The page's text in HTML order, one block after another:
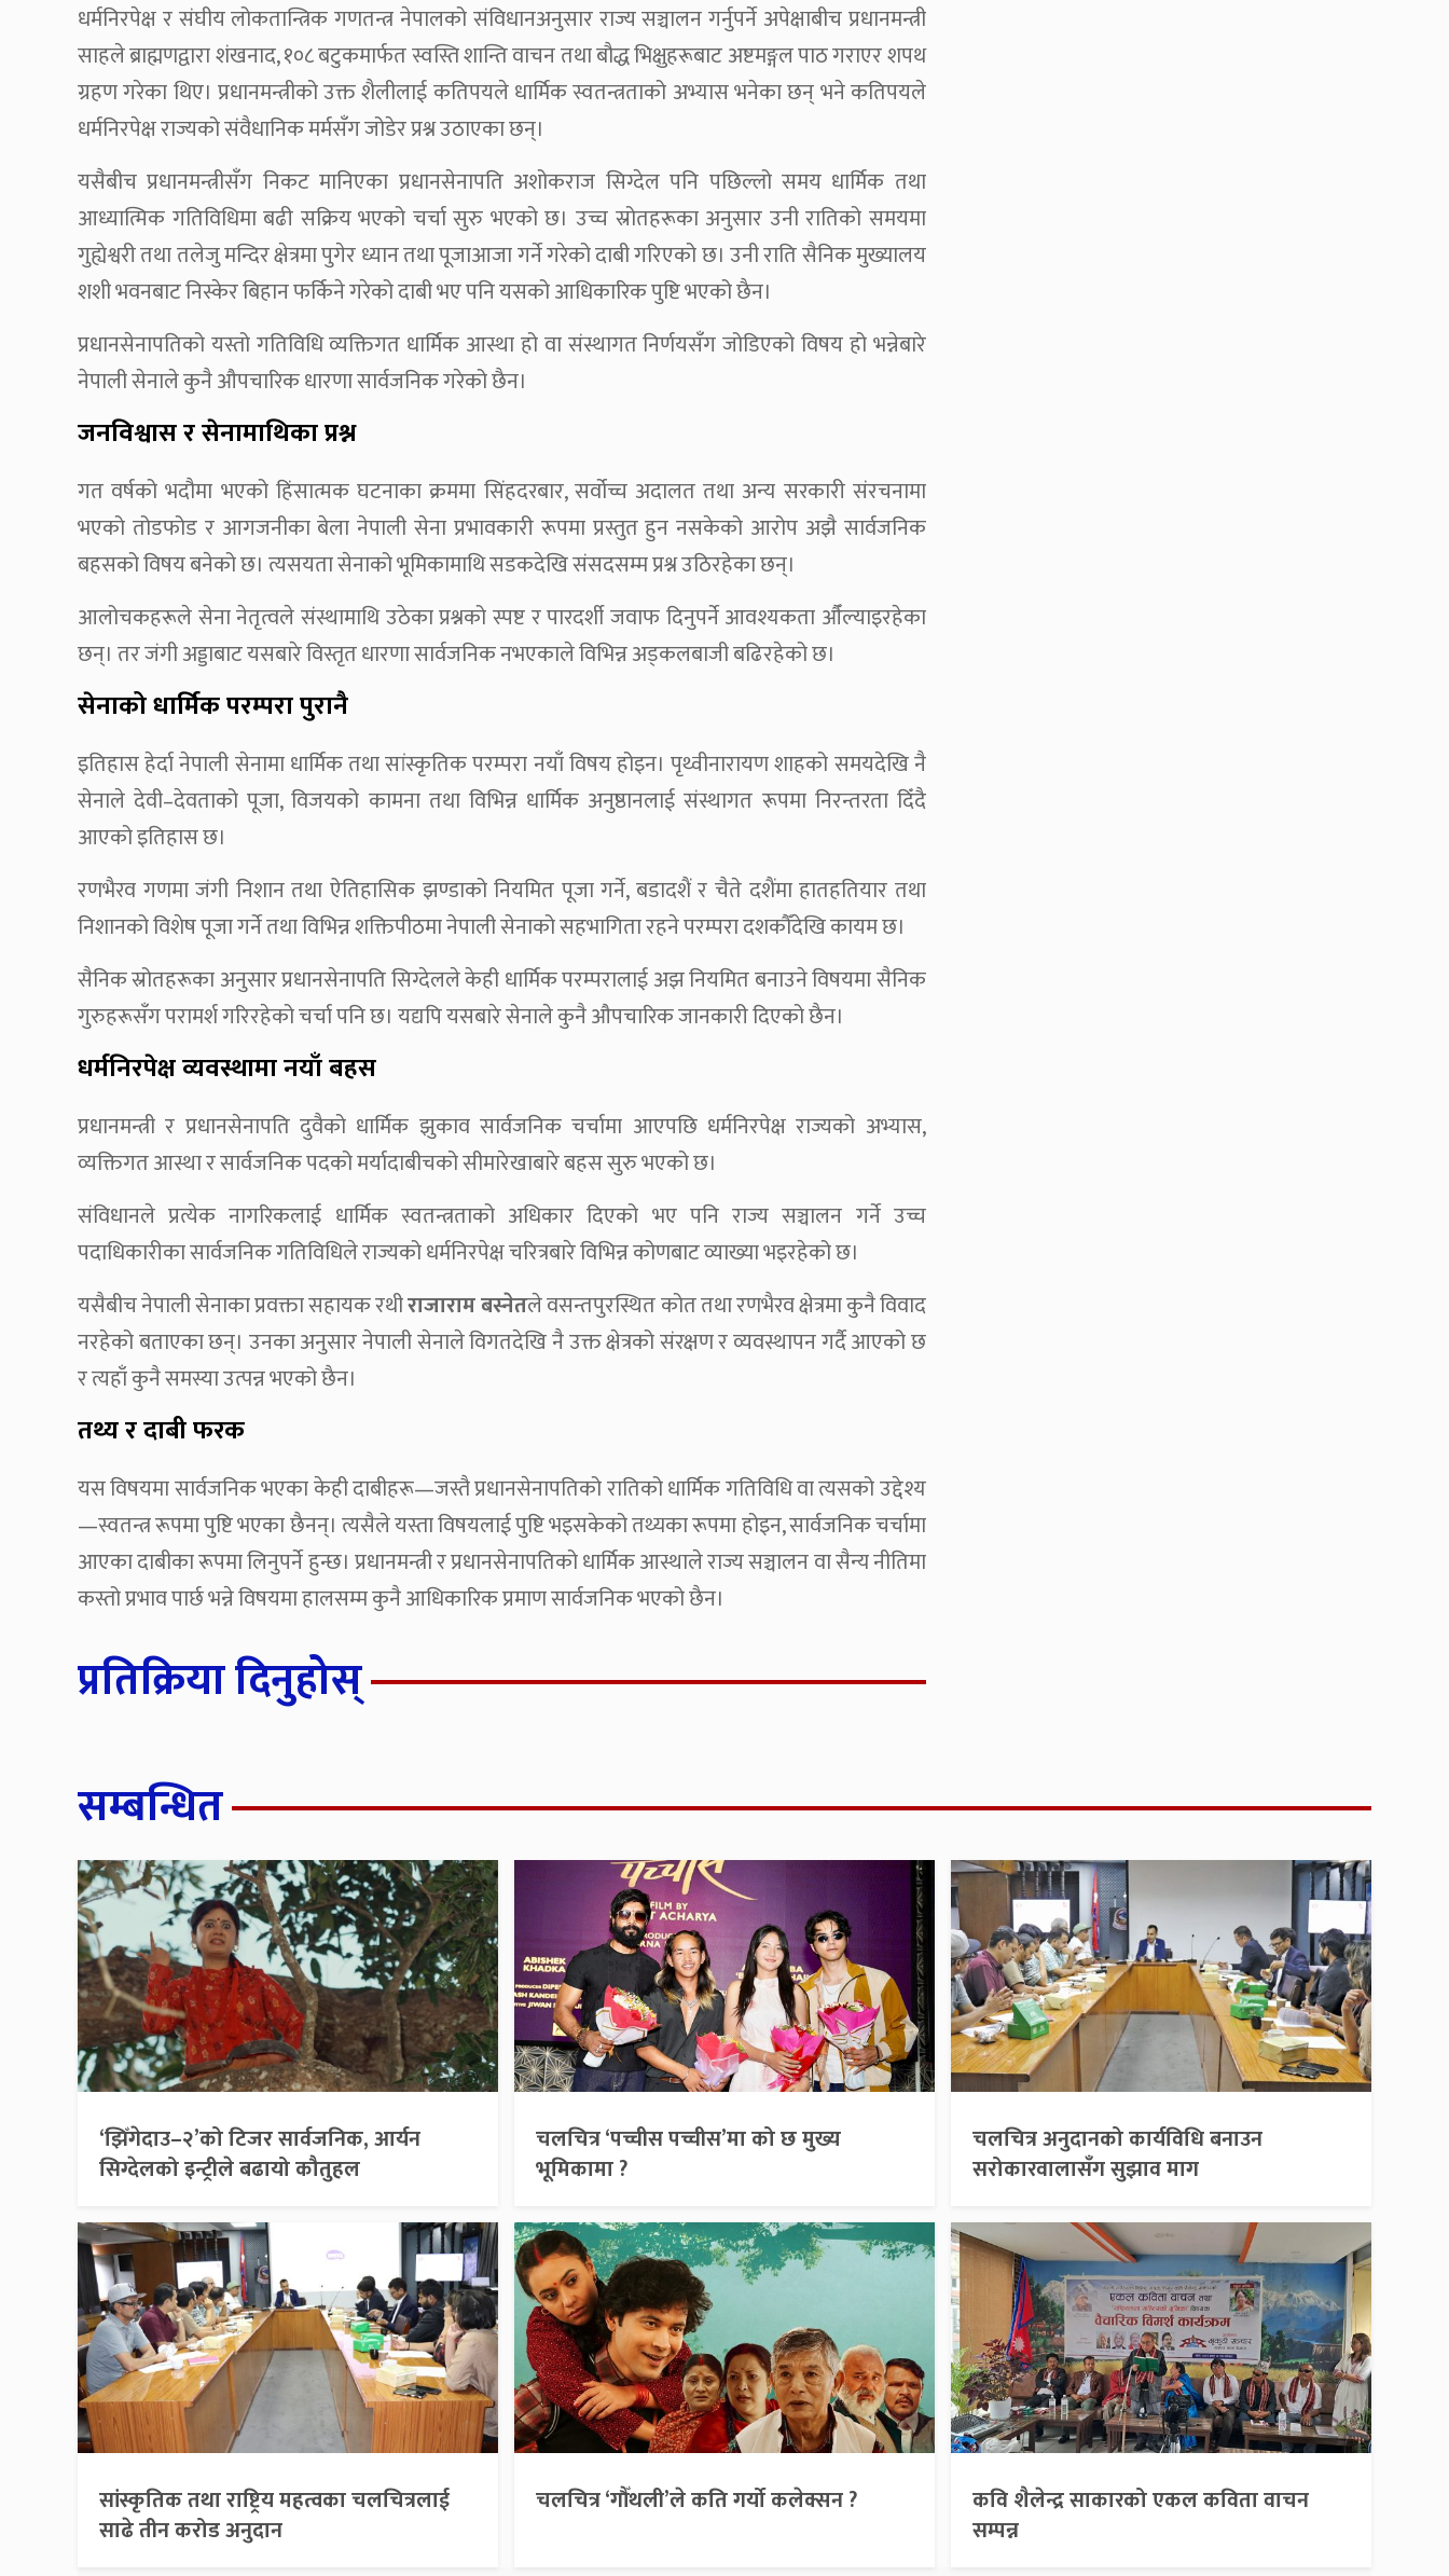
धर्मनिरपेक्ष र संघीय लोकतान्त्रिक गणतन्त्र नेपालको संविधानअनुसार राज्य सञ्चालन गर्नुपर्ने अपेक्षाबीच प्रधानमन्त्री
साहले ब्राह्मणद्वारा शंखनाद, १०८ बटुकमार्फत स्वस्ति शान्ति वाचन तथा बौद्ध भिक्षुहरूबाट अष्टमङ्गल पाठ गराएर शपथ
ग्रहण गरेका थिए। प्रधानमन्त्रीको उक्त शैलीलाई कतिपयले धार्मिक स्वतन्त्रताको अभ्यास भनेका छन् भने कतिपयले
धर्मनिरपेक्ष राज्यको संवैधानिक मर्मसँग जोडेर प्रश्न उठाएका छन्।
यसैबीच प्रधानमन्त्रीसँग निकट मानिएका प्रधानसेनापति अशोकराज सिग्देल पनि पछिल्लो समय धार्मिक तथा
आध्यात्मिक गतिविधिमा बढी सक्रिय भएको चर्चा सुरु भएको छ। उच्च स्रोतहरूका अनुसार उनी रातिको समयमा
गुह्येश्वरी तथा तलेजु मन्दिर क्षेत्रमा पुगेर ध्यान तथा पूजाआजा गर्ने गरेको दाबी गरिएको छ। उनी राति सैनिक मुख्यालय
शशी भवनबाट निस्केर बिहान फर्किने गरेको दाबी भए पनि यसको आधिकारिक पुष्टि भएको छैन।
प्रधानसेनापतिको यस्तो गतिविधि व्यक्तिगत धार्मिक आस्था हो वा संस्थागत निर्णयसँग जोडिएको विषय हो भन्नेबारे
नेपाली सेनाले कुनै औपचारिक धारणा सार्वजनिक गरेको छैन।
जनविश्वास र सेनामाथिका प्रश्न
गत वर्षको भदौमा भएको हिंसात्मक घटनाका क्रममा सिंहदरबार, सर्वोच्च अदालत तथा अन्य सरकारी संरचनामा
भएको तोडफोड र आगजनीका बेला नेपाली सेना प्रभावकारी रूपमा प्रस्तुत हुन नसकेको आरोप अझै सार्वजनिक
बहसको विषय बनेको छ। त्यसयता सेनाको भूमिकामाथि सडकदेखि संसदसम्म प्रश्न उठिरहेका छन्।
आलोचकहरूले सेना नेतृत्वले संस्थामाथि उठेका प्रश्नको स्पष्ट र पारदर्शी जवाफ दिनुपर्ने आवश्यकता औँल्याइरहेका
छन्। तर जंगी अड्डाबाट यसबारे विस्तृत धारणा सार्वजनिक नभएकाले विभिन्न अड्कलबाजी बढिरहेको छ।
सेनाको धार्मिक परम्परा पुरानै
इतिहास हेर्दा नेपाली सेनामा धार्मिक तथा सांस्कृतिक परम्परा नयाँ विषय होइन। पृथ्वीनारायण शाहको समयदेखि नै
सेनाले देवी–देवताको पूजा, विजयको कामना तथा विभिन्न धार्मिक अनुष्ठानलाई संस्थागत रूपमा निरन्तरता दिँदै
आएको इतिहास छ।
रणभैरव गणमा जंगी निशान तथा ऐतिहासिक झण्डाको नियमित पूजा गर्ने, बडादशैं र चैते दशैंमा हातहतियार तथा
निशानको विशेष पूजा गर्ने तथा विभिन्न शक्तिपीठमा नेपाली सेनाको सहभागिता रहने परम्परा दशकौँदेखि कायम छ।
सैनिक स्रोतहरूका अनुसार प्रधानसेनापति सिग्देलले केही धार्मिक परम्परालाई अझ नियमित बनाउने विषयमा सैनिक
गुरुहरूसँग परामर्श गरिरहेको चर्चा पनि छ। यद्यपि यसबारे सेनाले कुनै औपचारिक जानकारी दिएको छैन।
धर्मनिरपेक्ष व्यवस्थामा नयाँ बहस
प्रधानमन्त्री र प्रधानसेनापति दुवैको धार्मिक झुकाव सार्वजनिक चर्चामा आएपछि धर्मनिरपेक्ष राज्यको अभ्यास,
व्यक्तिगत आस्था र सार्वजनिक पदको मर्यादाबीचको सीमारेखाबारे बहस सुरु भएको छ।
संविधानले प्रत्येक नागरिकलाई धार्मिक स्वतन्त्रताको अधिकार दिएको भए पनि राज्य सञ्चालन गर्ने उच्च
पदाधिकारीका सार्वजनिक गतिविधिले राज्यको धर्मनिरपेक्ष चरित्रबारे विभिन्न कोणबाट व्याख्या भइरहेको छ।
यसैबीच नेपाली सेनाका प्रवक्ता सहायक रथीराजाराम बस्नेतले वसन्तपुरस्थित कोत तथा रणभैरव क्षेत्रमा कुनै विवाद
नरहेको बताएका छन्। उनका अनुसार नेपाली सेनाले विगतदेखि नै उक्त क्षेत्रको संरक्षण र व्यवस्थापन गर्दै आएको छ
र त्यहाँ कुनै समस्या उत्पन्न भएको छैन।
तथ्य र दाबी फरक
यस विषयमा सार्वजनिक भएका केही दाबीहरू—जस्तै प्रधानसेनापतिको रातिको धार्मिक गतिविधि वा त्यसको उद्देश्य
—स्वतन्त्र रूपमा पुष्टि भएका छैनन्। त्यसैले यस्ता विषयलाई पुष्टि भइसकेको तथ्यका रूपमा होइन, सार्वजनिक चर्चामा
आएका दाबीका रूपमा लिनुपर्ने हुन्छ। प्रधानमन्त्री र प्रधानसेनापतिको धार्मिक आस्थाले राज्य सञ्चालन वा सैन्य नीतिमा
कस्तो प्रभाव पार्छ भन्ने विषयमा हालसम्म कुनै आधिकारिक प्रमाण सार्वजनिक भएको छैन।
प्रतिक्रिया दिनुहोस्
सम्बन्धित
‘झिँगेदाउ–२’को टिजर सार्वजनिक, आर्यन
सिग्देलको इन्ट्रीले बढायो कौतुहल
चलचित्र ‘पच्चीस पच्चीस’मा को छ मुख्य
भूमिकामा ?
चलचित्र अनुदानको कार्यविधि बनाउन
सरोकारवालासँग सुझाव माग
सांस्कृतिक तथा राष्ट्रिय महत्वका चलचित्रलाई
साढे तीन करोड अनुदान
चलचित्र ‘गौँथली’ले कति गर्यो कलेक्सन ?
कवि शैलेन्द्र साकारको एकल कविता वाचन
सम्पन्न